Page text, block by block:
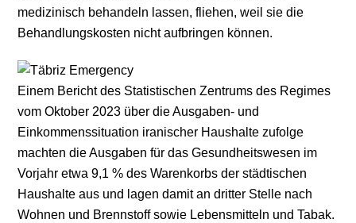
medizinisch behandeln lassen, fliehen, weil sie die
Behandlungskosten nicht aufbringen können.
Einem Bericht des Statistischen Zentrums des Regimes
vom Oktober 2023 über die Ausgaben- und
Einkommenssituation iranischer Haushalte zufolge
machten die Ausgaben für das Gesundheitswesen im
Vorjahr etwa 9,1 % des Warenkorbs der städtischen
Haushalte aus und lagen damit an dritter Stelle nach
Wohnen und Brennstoff sowie Lebensmitteln und Tabak.